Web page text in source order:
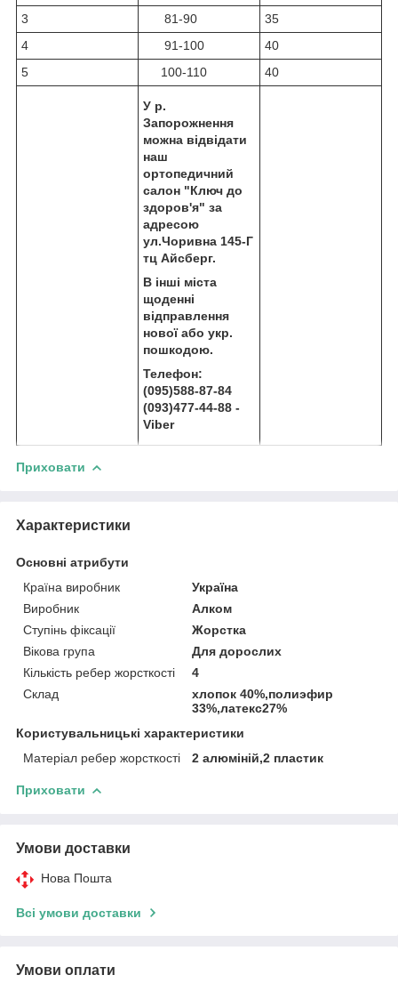
3 81-90
35
4
91-100
40
5
100-110 40
У р.
Запорожнення
можна відвідати
наш
ортопедичний
салон "Ключ до
здоров'я" за
адресою
ул.Чоривна 145-Г
тц Айсберг.
В інші міста
щоденні
відправлення
нової або укр.
пошкодою.
Телефон:
(095)588-87-84
(093)477-44-88 -
Viber
Приховати
Характеристики
Основні атрибути
Країна виробник
Україна
Виробник
Алком
Ступінь фіксації
Жорстка
Вікова група
Для дорослих
Кількість ребер жорсткості
4
Склад
хлопок 40%,полиэфир
33%,латекс27%
Користувальницькі характеристики
Матеріал ребер жорсткості
2 алюміній,2 пластик
Приховати
Умови доставки
Нова Пошта
Всі умови доставки
Умови оплати